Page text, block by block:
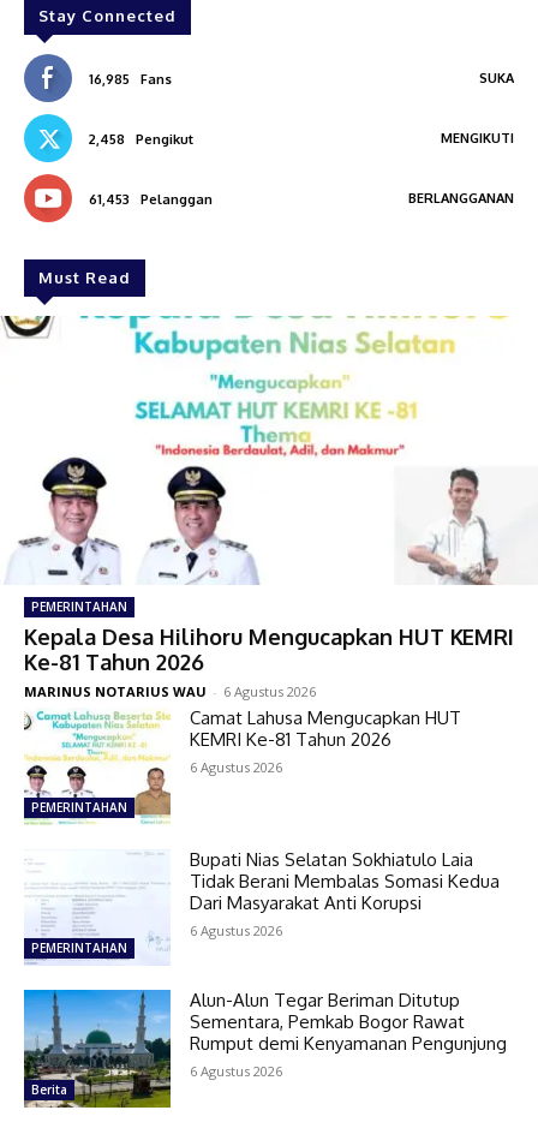
Stay Connected
16,985 Fans SUKA
2,458 Pengikut MENGIKUTI
61,453 Pelanggan BERLANGGANAN
Must Read
PEMERINTAHAN
Kepala Desa Hilihoru Mengucapkan HUT KEMRI
Ke-81 Tahun 2026
MARINUS NOTARIUS WAU - 6 Agustus 2026
PEMERINTAHAN
Camat Lahusa Mengucapkan HUT
KEMRI Ke-81 Tahun 2026
6 Agustus 2026
PEMERINTAHAN
Bupati Nias Selatan Sokhiatulo Laia
Tidak Berani Membalas Somasi Kedua
Dari Masyarakat Anti Korupsi
6 Agustus 2026
Berita
Alun-Alun Tegar Beriman Ditutup
Sementara, Pemkab Bogor Rawat
Rumput demi Kenyamanan Pengunjung
6 Agustus 2026